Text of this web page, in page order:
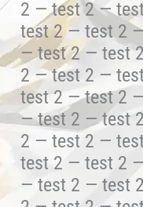
2 — test 2 —
test 2 — test 2
— test 2 — test
2 — test 2 —
test 2 — test 2
— test 2 — test
2 — test 2 —
test 2 — test 2
— test 2 — test